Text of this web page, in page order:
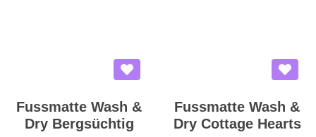
Fussmatte Wash &
Dry Bergsüchtig
Fussmatte Wash &
Dry Cottage Hearts